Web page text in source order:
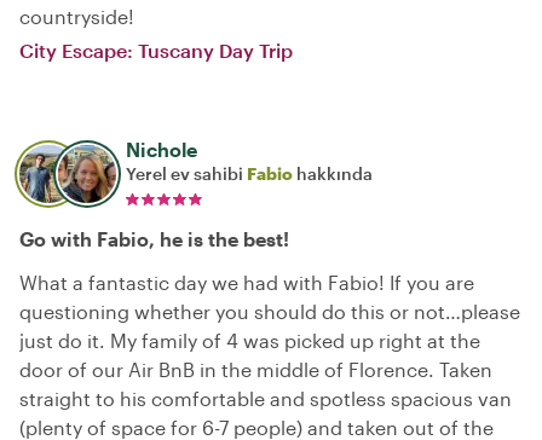
countryside!
City Escape: Tuscany Day Trip
Nichole
Yerel ev sahibi Fabio hakkında
Go with Fabio, he is the best!
What a fantastic day we had with Fabio! If you are
questioning whether you should do this or not…please
just do it. My family of 4 was picked up right at the
door of our Air BnB in the middle of Florence. Taken
straight to his comfortable and spotless spacious van
(plenty of space for 6-7 people) and taken out of the